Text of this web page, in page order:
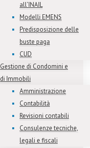
all’INAIL
Modelli EMENS
Predisposizione delle
buste paga
CUD
Gestione di Condomini e
di Immobili
Amministrazione
Contabilità
Revisioni contabili
Consulenze tecniche,
legali e fiscali